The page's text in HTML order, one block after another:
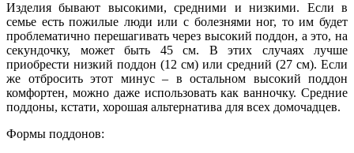
Изделия бывают высокими, средними и низкими. Если в
семье есть пожилые люди или с болезнями ног, то им будет
проблематично перешагивать через высокий поддон, а это, на
секундочку, может быть 45 см. В этих случаях лучше
приобрести низкий поддон (12 см) или средний (27 см). Если
же отбросить этот минус – в остальном высокий поддон
комфортен, можно даже использовать как ванночку. Средние
поддоны, кстати, хорошая альтернатива для всех домочадцев.
Формы поддонов: